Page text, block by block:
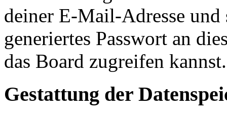
deiner E-Mail-Adresse und
generiertes Passwort an
das Board zugreifen kannst.
Gestattung der